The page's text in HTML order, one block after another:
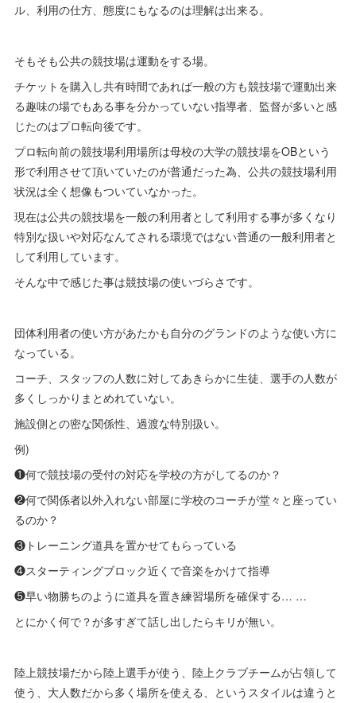
ル、利用の仕方、態度にもなるのは理解は出来る。
そもそも公共の競技場は運動をする場。
チケットを購入し共有時間であれば一般の方も競技場で運動出来
る趣味の場でもある事を分かっていない指導者、監督が多いと感
じたのはプロ転向後です。
プロ転向前の競技場利用場所は母校の大学の競技場をOBという
形で利用させて頂いていたのが普通だった為、公共の競技場利用
状況は全く想像もついていなかった。
現在は公共の競技場を一般の利用者として利用する事が多くなり
特別な扱いや対応なんてされる環境ではない普通の一般利用者と
して利用しています。
そんな中で感じた事は競技場の使いづらさです。
団体利用者の使い方があたかも自分のグランドのような使い方に
なっている。
コーチ、スタッフの人数に対してあきらかに生徒、選手の人数が
多くしっかりまとめれていない。
施設側との密な関係性、過渡な特別扱い。
例)
❶何で競技場の受付の対応を学校の方がしてるのか？
❷何で関係者以外入れない部屋に学校のコーチが堂々と座ってい
るのか？
❸トレーニング道具を置かせてもらっている
❹スターティングブロック近くで音楽をかけて指導
❺早い物勝ちのように道具を置き練習場所を確保する… …
とにかく何で？が多すぎて話し出したらキリが無い。
陸上競技場だから陸上選手が使う、陸上クラブチームが占領して
使う、大人数だから多く場所を使える、というスタイルは違うと